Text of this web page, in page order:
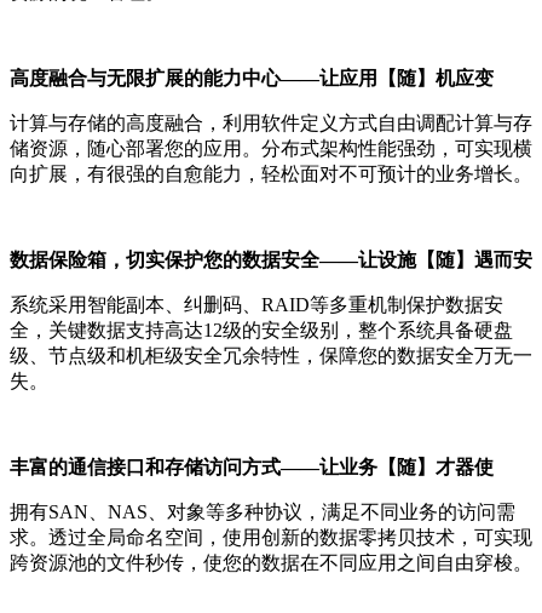
高度融合与无限扩展的能力中心——让应用【随】机应变
计算与存储的高度融合，利用软件定义方式自由调配计算与存
储资源，随心部署您的应用。分布式架构性能强劲，可实现横
向扩展，有很强的自愈能力，轻松面对不可预计的业务增长。
数据保险箱，切实保护您的数据安全——让设施【随】遇而安
系统采用智能副本、纠删码、RAID等多重机制保护数据安
全，关键数据支持高达12级的安全级别，整个系统具备硬盘
级、节点级和机柜级安全冗余特性，保障您的数据安全万无一
失。
丰富的通信接口和存储访问方式——让业务【随】才器使
拥有SAN、NAS、对象等多种协议，满足不同业务的访问需
求。透过全局命名空间，使用创新的数据零拷贝技术，可实现
跨资源池的文件秒传，使您的数据在不同应用之间自由穿梭。